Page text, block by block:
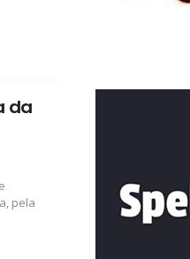
da
pela